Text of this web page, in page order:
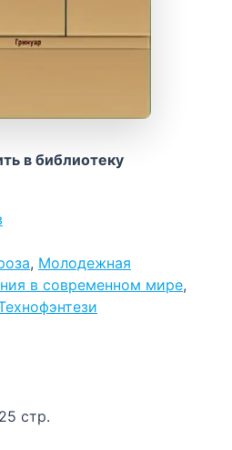
в библиотеку
, Молодежная
в современном мире,
стр.